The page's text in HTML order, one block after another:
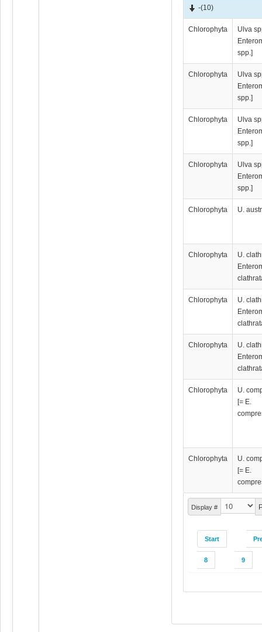
Display #
Start
8 9
-(10)
Chlorophyta
Ulva
spp.]
Chlorophyta
Ulva
spp.]
Chlorophyta
Ulva
spp.]
Chlorophyta
Ulva
spp.]
Chlorophyta U.
Chlorophyta
U.
Chlorophyta
U.
Chlorophyta
U.
Chlorophyta
U.
[= E.
Chlorophyta
U.
[= E.